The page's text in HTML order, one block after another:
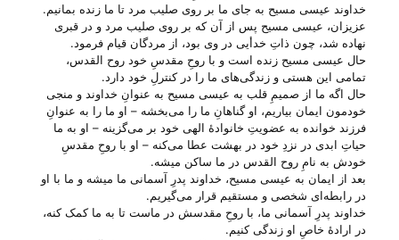
خداوند عیسی مسیح به جای ما بر روی صلیب مرد تا ما زنده بمانیم.
عزیزان، عیسی مسیح پس از آن که بر روی صلیب مرد و در قبری
نهاده شد، چون ذاتِ خدأیی در وی بود، از مردگان قیام فرمود.
حال عیسی مسیح زنده است و با روحِ مقدسِ خود روح القدس،
تمامی این هستی‌ و زندگی‌های ما را در کنترلِ خود دارد.
حال اگه ما از صمیمِ قلب به عیسی مسیح به عنوانِ خداوند و منجی
خودمون ایمان بیاریم، او گناهانِ ما را می‌‌بخشه – او ما را به عنوانِ
فرزند خوانده به عضویتِ خانوادهٔ الهی خود بر می‌‌گزینه – او به ما
حیاتِ ابدی در نزدِ خود در بهشت عطا می‌‌کنه – او با روحِ مقدسِ
خودش به نامِ روح القدس در ما ساکن میشه.
بعد از ایمان به عیسی مسیح، خداوند پدرِ آسمانی ما میشه و ما با او
در رابطه‌ای شخصی و مستقیم قرار می‌‌گیریم.
خداوند پدرِ آسمانی ما، با روحِ مقدسش در ماست تا به ما کمک کنه،
در ارادهٔ خاصِ او زندگی کنیم.